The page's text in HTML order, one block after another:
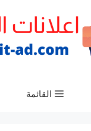
القائمة